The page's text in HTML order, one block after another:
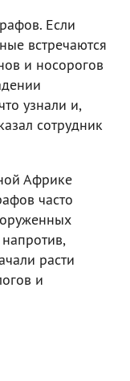
Если
встречаются
и носорогов
узнали и,
сотрудник
Африке
часто
расти
и